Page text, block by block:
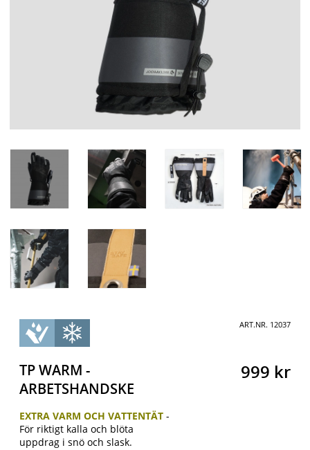
ART.NR. 12037
TP WARM -
ARBETSHANDSKE
EXTRA VARM OCH VATTENTÄT -
För riktigt kalla och blöta
uppdrag i snö och slask.
999 kr